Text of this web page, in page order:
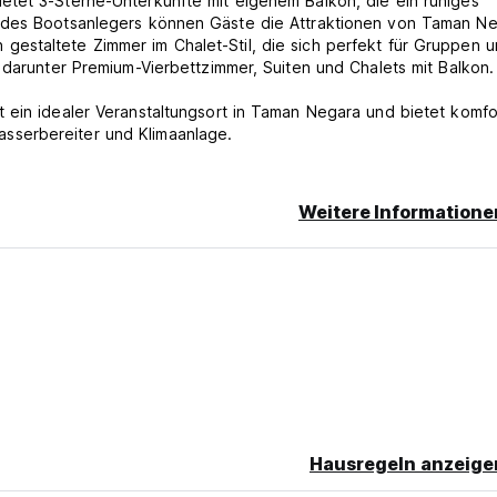
Bootsanlegers können Gäste die Attraktionen von Taman
Zimmer im Chalet-Stil, die sich perfekt für Gruppen
Premium-Vierbettzimmer, Suiten und Chalets mit Balkon.
idealer Veranstaltungsort in Taman Negara und bietet
und Klimaanlage.
in Rechnung gestellt.
Weitere
Hausregeln